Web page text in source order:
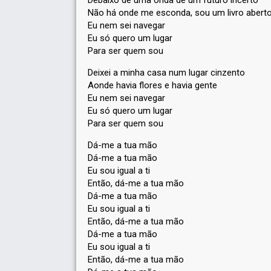
Não há onde me esconda, sou um livro
Eu nem sei navegar
Eu só quero um lugar
Para ser quem sou
Deixei a minha casa num lugar cinzento
Aonde havia flores e havia gente
Eu nem sei navegar
Eu só quero um lugar
Para ser quem sou
Dá-me a tua mão
Dá-me a tua mão
Eu sou igual a ti
Então, dá-me a tua mão
Dá-me a tua mão
Eu sou igual a ti
Então, dá-me a tua mão
Dá-me a tua mão
Eu sou igual a ti
Então, dá-me a tua mão